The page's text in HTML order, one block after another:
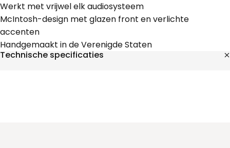
Werkt met vrijwel elk audiosysteem
McIntosh-design met glazen front en verlichte
accenten
Handgemaakt in de Verenigde Staten
Technische specificaties